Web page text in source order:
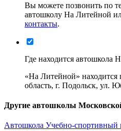
Вы можете позвонить по
автошколу На Литейной
контакты.
Где находится автошкола
«На Литейной» находится
область, г. Подольск, ул.
Другие автошколы
Автошкола Учебно-спортивный